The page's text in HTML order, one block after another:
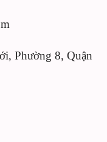
Phường 8, Quận